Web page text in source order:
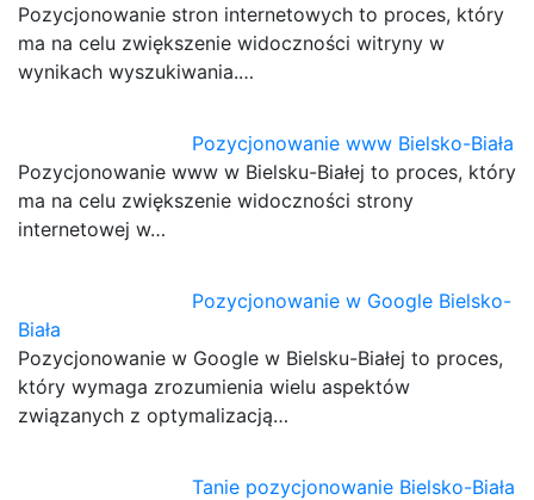
Pozycjonowanie stron internetowych to proces, który
ma na celu zwiększenie widoczności witryny w
wynikach wyszukiwania.…
Pozycjonowanie www Bielsko-Biała
Pozycjonowanie www w Bielsku-Białej to proces, który
ma na celu zwiększenie widoczności strony
internetowej w…
Pozycjonowanie w Google Bielsko-
Biała
Pozycjonowanie w Google w Bielsku-Białej to proces,
który wymaga zrozumienia wielu aspektów
związanych z optymalizacją…
Tanie pozycjonowanie Bielsko-Biała